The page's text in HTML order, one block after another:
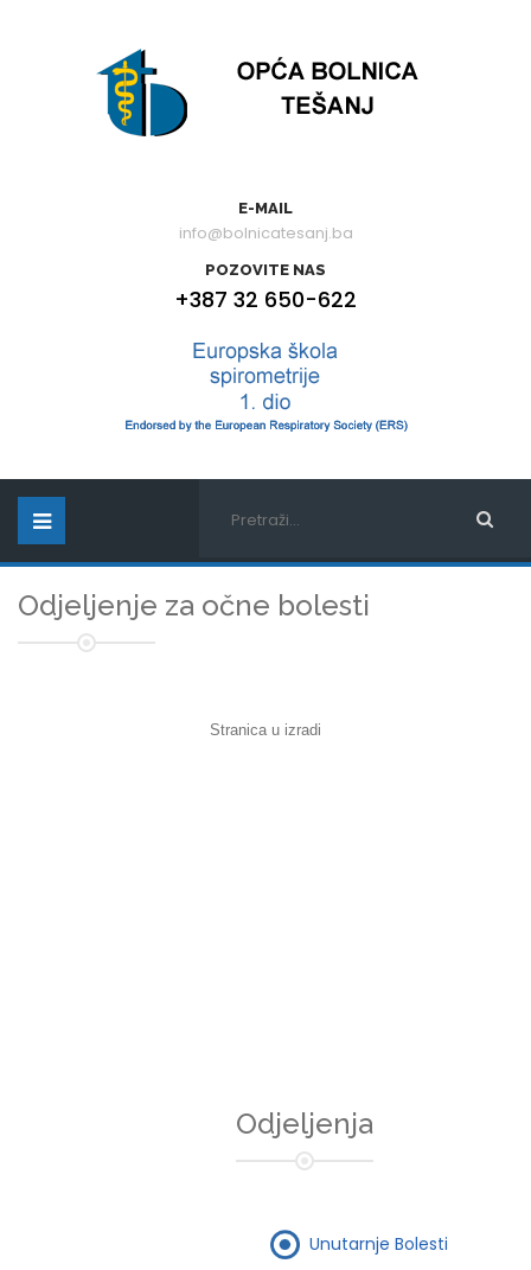
E-MAIL
info@bolnicatesanj.ba
POZOVITE NAS
+387 32 650-622
Odjeljenje za očne bolesti
Stranica u izradi
Odjeljenja
Unutarnje Bolesti